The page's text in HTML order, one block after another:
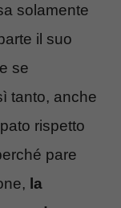
solamente
il suo
se
tanto, anche
rispetto
pare
la